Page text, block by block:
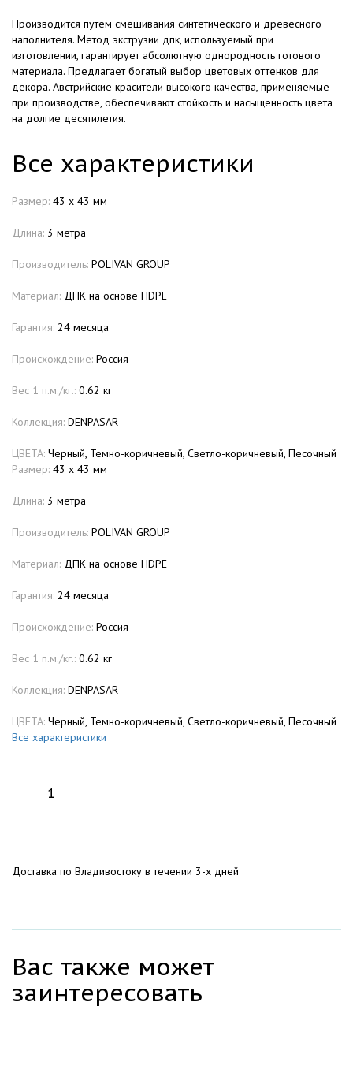
Производится путем смешивания синтетического и древесного
наполнителя. Метод экструзии дпк, используемый при
изготовлении, гарантирует абсолютную однородность готового
материала. Предлагает богатый выбор цветовых оттенков для
декора. Австрийские красители высокого качества, применяемые
при производстве, обеспечивают стойкость и насыщенность цвета
на долгие десятилетия.
Все характеристики
Размер: 43 х 43 мм
Длина: 3 метра
Производитель: POLIVAN GROUP
Материал: ДПК на основе HDPE
Гарантия: 24 месяца
Происхождение: Россия
Вес 1 п.м./кг.: 0.62 кг
Коллекция: DENPASAR
ЦВЕТА: Черный, Темно-коричневый, Светло-коричневый, Песочный
Размер: 43 х 43 мм
Длина: 3 метра
Производитель: POLIVAN GROUP
Материал: ДПК на основе HDPE
Гарантия: 24 месяца
Происхождение: Россия
Вес 1 п.м./кг.: 0.62 кг
Коллекция: DENPASAR
ЦВЕТА: Черный, Темно-коричневый, Светло-коричневый, Песочный
Все характеристики
Доставка по Владивостоку в течении 3-х дней
Вас также может
заинтересовать